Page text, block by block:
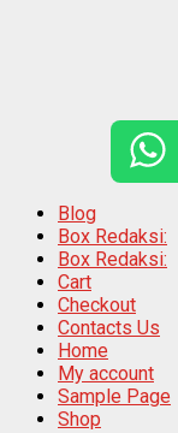
Blog
Box Redaksi:
Box Redaksi:
Cart
Checkout
Contacts Us
Home
My account
Sample Page
Shop